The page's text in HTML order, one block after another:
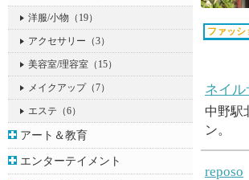
洋服/小物 （19）
アクセサリー （3）
美容室/理容室 （15）
メイクアップ（7）
エステ （6）
アート＆教育
エンターテイメント
ファッシ
ネイ
中野駅
ン。
reposo